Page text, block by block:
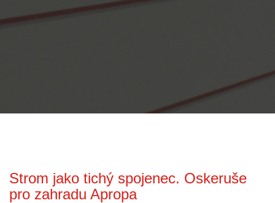
Strom jako tichý spojenec. Oskeruše
pro zahradu Apropa